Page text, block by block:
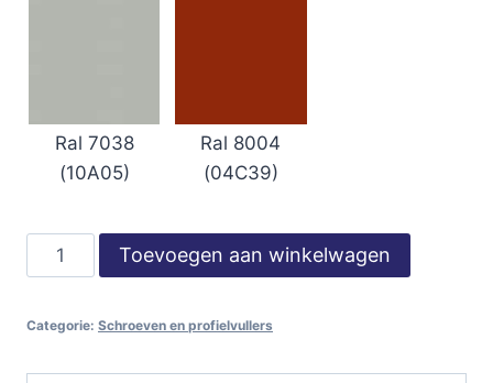
Ral 7038
(10A05)
Ral 8004
(04C39)
RVS
Paneelparkers
lengte
Toevoegen aan winkelwagen
Categorie: Schroeven en profielvullers